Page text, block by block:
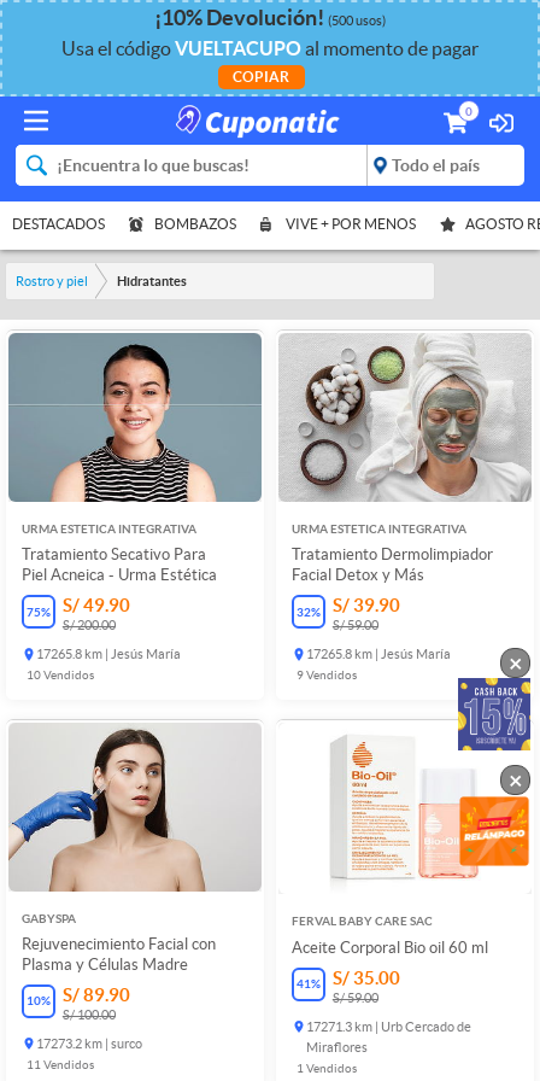
¡10%Devolución! (500 usos)
Usa el códigoVUELTACUPOal momento de pagar
COPIAR
0
DESTACADOS BOMBAZOS VIVE + POR MENOS AGOSTO
Rostro y piel Hidratantes
URMA ESTETICA INTEGRATIVA
Tratamiento Secativo Para
Piel Acneica - Urma Estética
75% S/ 49.90
S/ 200.00
17265.8 km | Jesús María
10Vendidos
URMA ESTETICA INTEGRATIVA
Tratamiento Dermolimpiador
Facial Detox y Más
32% S/ 39.90
S/ 59.00
17265.8 km | Jesús María
9Vendidos
GABYSPA
Rejuvenecimiento Facial con
Plasma y Células Madre
10% S/ 89.90
S/ 100.00
17273.2 km | surco
11 Vendidos
FERVAL BABY CARE SAC
Aceite Corporal Bio oil 60 ml
41% S/ 35.00
S/ 59.00
17271.3 km | Urb Cercado de
Miraflores
1 Vendidos
×
×